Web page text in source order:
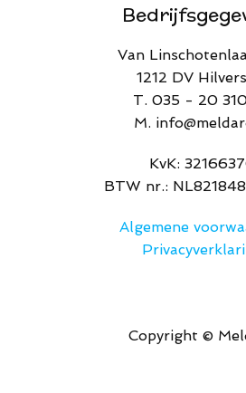
Copyright ©
Van
1212 DV
T. 035 - 20
M.
​KvK:
BTW nr.:
Algemene